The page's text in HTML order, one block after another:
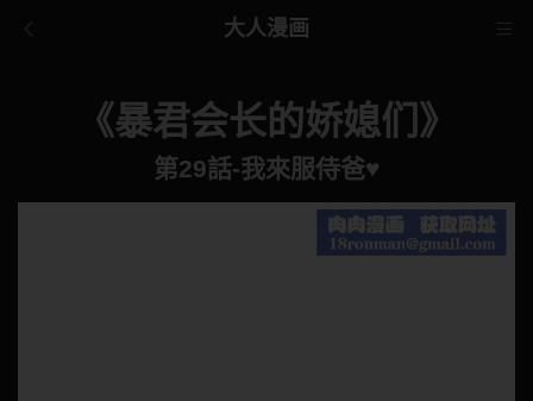
大人漫画
《暴君会长的娇媳们》
第29話-我來服侍爸♥